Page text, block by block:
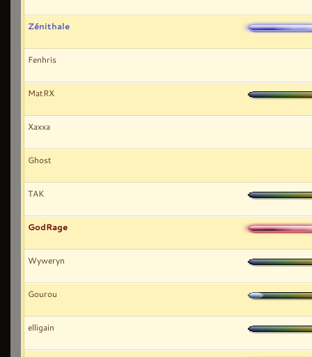
Zénithale
Fenhris
MatRX
Xaxxa
Ghost
TAK
GodRage
Wyweryn
Gourou
elligain